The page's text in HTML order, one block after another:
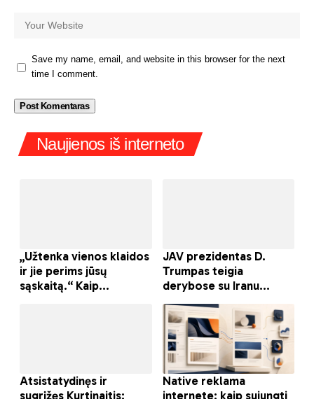
Save my name, email, and website in this browser for the next
time I comment.
Naujienos iš interneto